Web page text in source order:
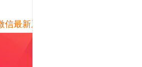
最新系统，还能通过登录器下载登